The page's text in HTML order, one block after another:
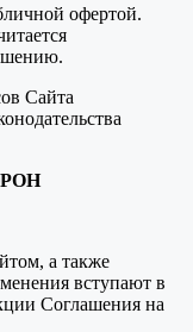
офертой.
Сайта
а также
вступают в
Соглашения на